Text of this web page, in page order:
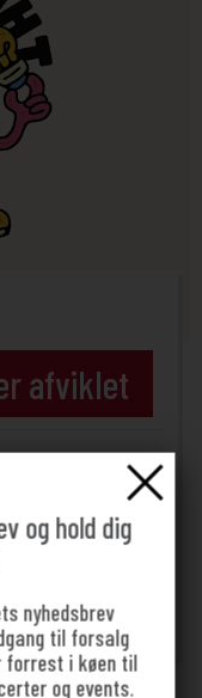
afviklet
og hold dig
nyhedsbrev
til forsalg
forrest i køen til
og events.